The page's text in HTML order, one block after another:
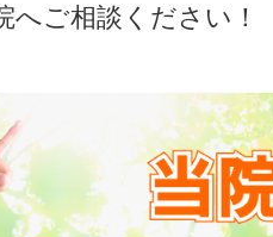
ご相談ください！